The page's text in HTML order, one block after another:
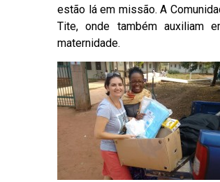
estão lá em missão. A
Tite, onde também auxiliam
maternidade.